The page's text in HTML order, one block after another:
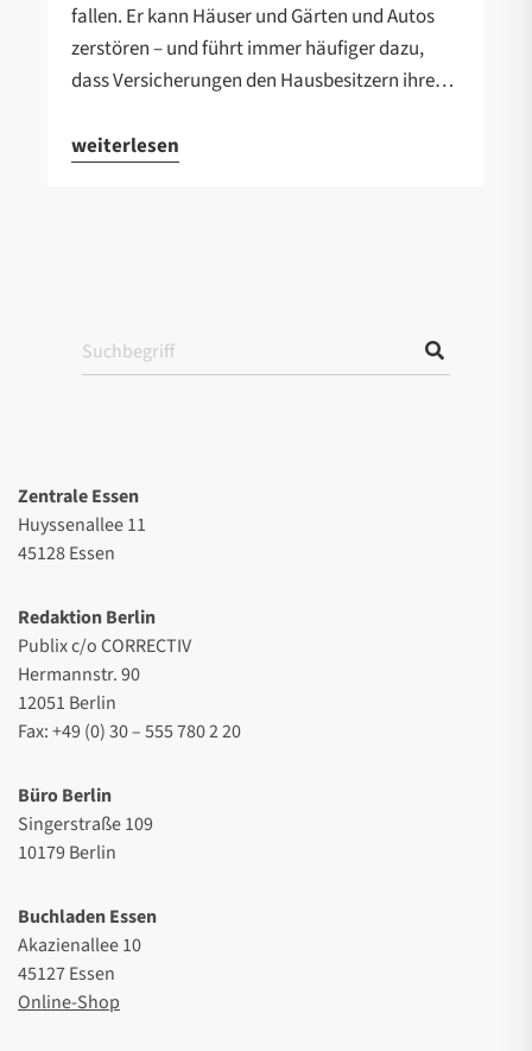
fallen. Er kann Häuser und Gärten und Autos
zerstören – und führt immer häufiger dazu,
dass Versicherungen den Hausbesitzern ihre…
weiterlesen
Zentrale Essen
Huyssenallee 11
45128 Essen
Redaktion Berlin
Publix c/o CORRECTIV
Hermannstr. 90
12051 Berlin
Fax: +49 (0) 30 – 555 780 2 20
Büro Berlin
Singerstraße 109
10179 Berlin
Buchladen Essen
Akazienallee 10
45127 Essen
Online-Shop